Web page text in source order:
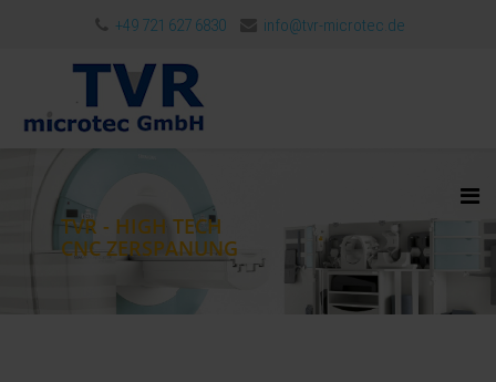
+49 721 627 6830 info@tvr-microtec.de
TVR - HIGH TECH
CNC ZERSPANUNG